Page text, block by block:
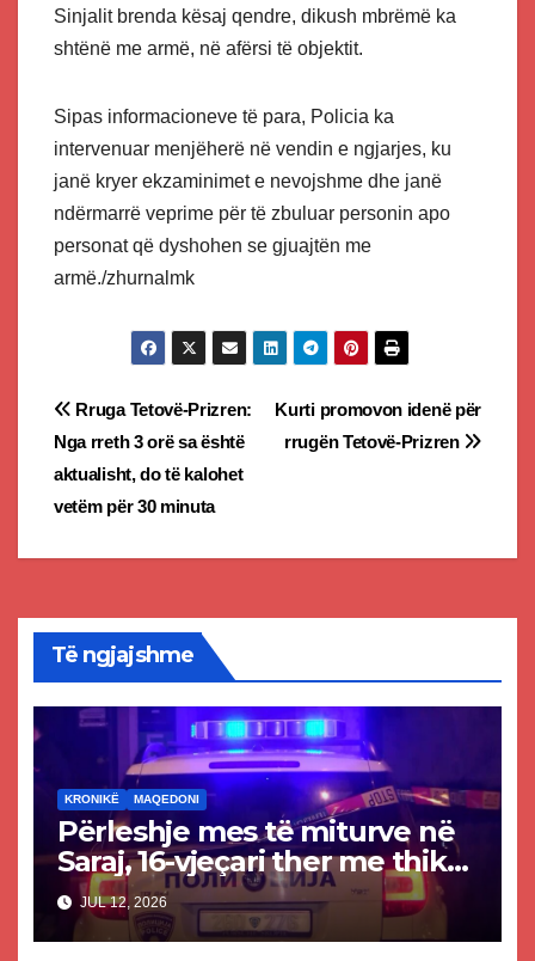
Sinjalit brenda kësaj qendre, dikush mbrëmë ka
shtënë me armë, në afërsi të objektit.
Sipas informacioneve të para, Policia ka
intervenuar menjëherë në vendin e ngjarjes, ku
janë kryer ekzaminimet e nevojshme dhe janë
ndërmarrë veprime për të zbuluar personin apo
personat që dyshohen se gjuajtën me
armë./zhurnalmk
Post
navigation
Kurti promovon idenë për
rrugën Tetovë-Prizren
Rruga Tetovë-Prizren:
Nga rreth 3 orë sa është
aktualisht, do të kalohet
vetëm për 30 minuta
Të ngjajshme
KRONIKË MAQEDONI
Përleshje mes të miturve në
Saraj, 16-vjeçari ther me thikë
14-vjeçarin
JUL 12, 2026